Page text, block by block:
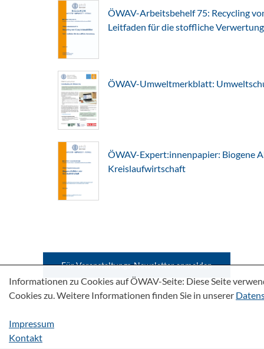
ÖWAV-Arbeitsbehelf 75: Recycling
Leitfaden für die stoffliche Verwertung
ÖWAV-Umweltmerkblatt:
ÖWAV-Expert:innenpapier: Biogene
Kreislaufwirtschaft
Für Veranstaltungs-Newsletter anmelden
Informationen zu Cookies auf ÖWAV-Seite: Diese Seite
Cookies zu. Weitere Informationen finden Sie in unserer
Impressum
Kontakt